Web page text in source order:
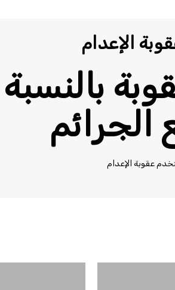
الإعدام
بالنسبة
الجرائم
عقوبة الإعدام